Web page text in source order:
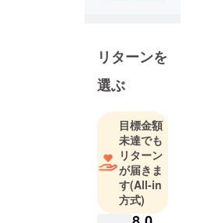
弊社独自の
最新のAIや研
究開発によ
り、
この技術が
可能になり
ました。
従来の技術
とは異な
り、
リターンを
選ぶ
目標金額
未達でも
リターン
が届きま
す(All-in
方式)